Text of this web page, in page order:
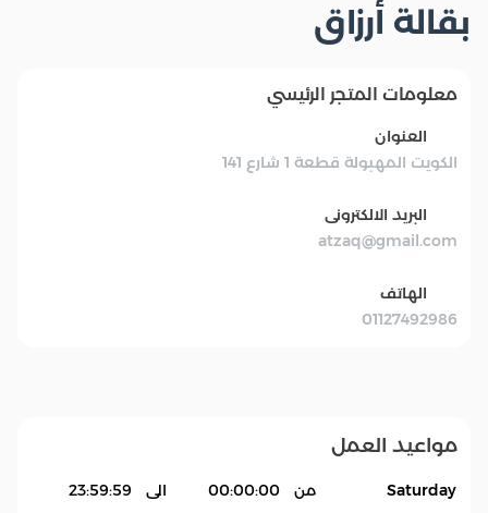
بقالة أرزاق
معلومات المتجر الرئيسي
العنوان
الكويت المهبولة قطعة 1 شارع 141
البريد الالكترونى
atzaq@gmail.com
الهاتف
01127492986
مواعيد العمل
Saturday من 00:00:00 الى
23:59:59